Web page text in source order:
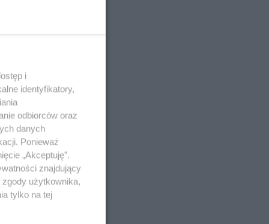
i
identyfikatory,
odbiorców oraz
danych
Ponieważ
„Akceptuję”.
znajdujący
użytkownika,
tylko na tej